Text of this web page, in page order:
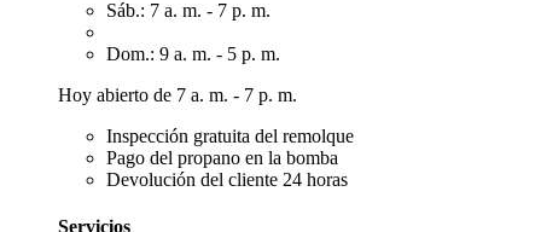
Sáb.: 7 a. m. - 7 p. m.
Dom.: 9 a. m. - 5 p. m.
Hoy abierto de 7 a. m. - 7 p. m.
Inspección gratuita del remolque
Pago del propano en la bomba
Devolución del cliente 24 horas
Servicios